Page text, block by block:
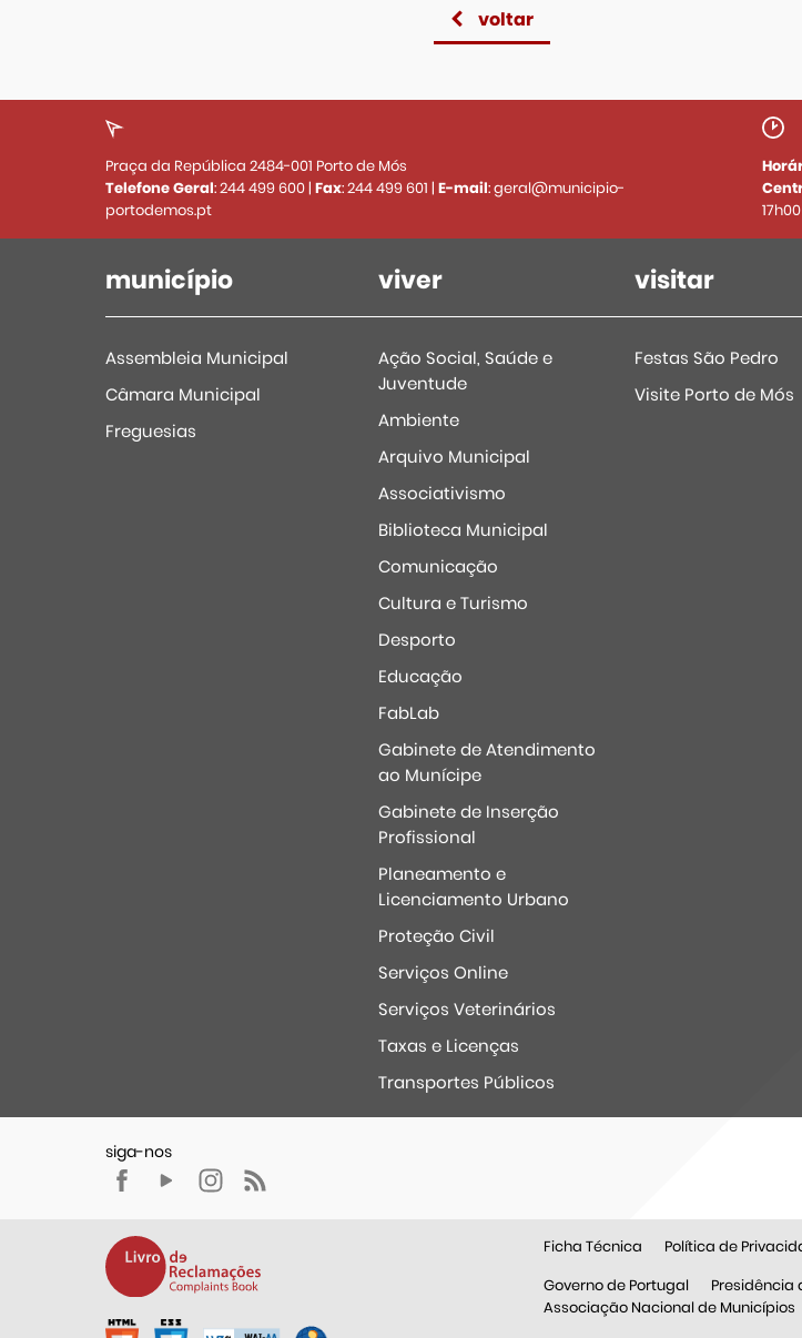
voltar
Praça da República 2484-001 Porto de Mós
Telefone Geral:244 499 600| Fax:244 499 601 | E-mail:geral@municipio-
portodemos.pt
17h00
município
Assembleia Municipal
Câmara Municipal
Freguesias
viver
Ação Social, Saúde e
Juventude
Ambiente
Arquivo Municipal
Associativismo
Biblioteca Municipal
Comunicação
Cultura e Turismo
Desporto
Educação
FabLab
Gabinete de Atendimento
ao Munícipe
Gabinete de Inserção
Profissional
Planeamento e
Licenciamento Urbano
Proteção Civil
Serviços Online
Serviços Veterinários
Taxas e Licenças
Transportes Públicos
visitar
Festas São Pedro
Visite Porto de Mós
Ficha Técnica
Política de
Governo de Portugal
Presidência
Associação Nacional de Municípios